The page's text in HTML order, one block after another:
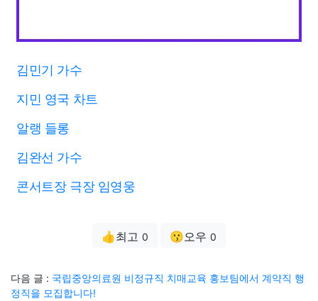
김민기 가수
지민 영국 차트
알랭 들롱
김완선 가수
콘서트장 극장 임영웅
👍최고 0 😗오우 0
다음 글 : 국립중앙의료원 비정규직 치매교육 홍보팀에서 계약직 행
정직을 모집합니다!